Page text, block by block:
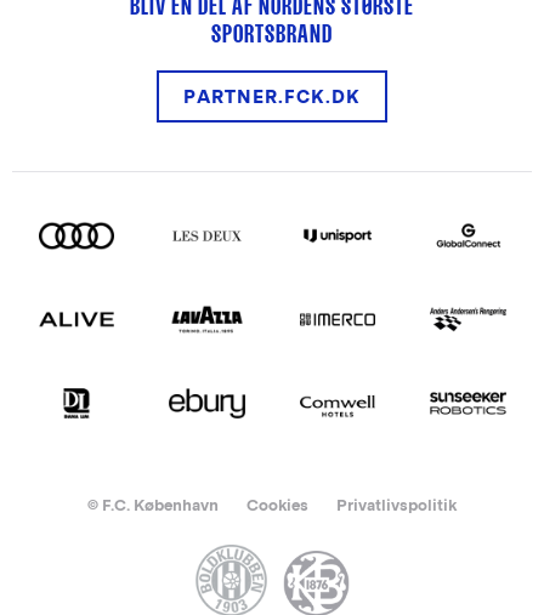
SPORTSBRAND
PARTNER.FCK.DK
© F.C. København Cookies Privatlivspolitik